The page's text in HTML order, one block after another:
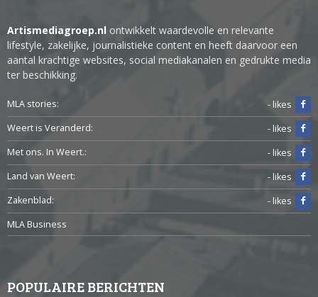
Artismediagroep.nl ontwikkelt waardevolle en relevante
lifestyle, zakelijke, journalistieke content en heeft daarvoor een
aantal krachtige websites, social mediakanalen en gedrukte media
ter beschikking.
MLA stories:
- likes
Weert is Veranderd:
- likes
Met ons. In Weert.:
- likes
Land van Weert:
- likes
Zakenblad:
- likes
MLA Business
POPULAIRE BERICHTEN